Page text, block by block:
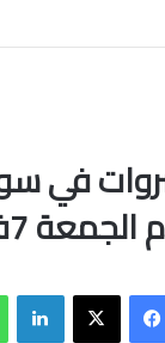
في
7فبراير
فيسبوك X لينكدإن